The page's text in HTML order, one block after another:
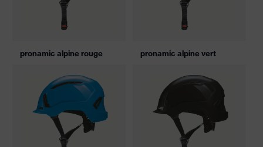
pronamic alpine rouge pronamic alpine vert